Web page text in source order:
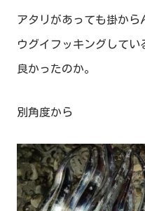
アタリがあっても掛から
ウグイフッキングして
良かったのか。
別角度から